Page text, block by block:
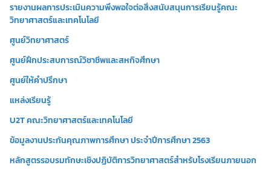
รายงานผลการประเมินความพึงพอใจต่อสิ่งสนับสนุนการเรียนรู้คณะ
วิทยาศาสตร์และเทคโนโลยี
ศูนย์วิทยาศาสตร์
ศูนย์ฝึกประสบการณ์วิชาชีพและสหกิจศึกษา
ศูนย์ให้คำปรึกษา
แหล่งเรียนรู้
U2T คณะวิทยาศาสตร์และเทคโนโลยี
ข้อมูลงานประกันคุณภาพการศึกษา ประจำปีการศึกษา 2563
หลักสูตรรอบรมทักษะเชิงปฏิบัติการวิทยาศาสตร์สำหรับโรงเรียนภายนอก